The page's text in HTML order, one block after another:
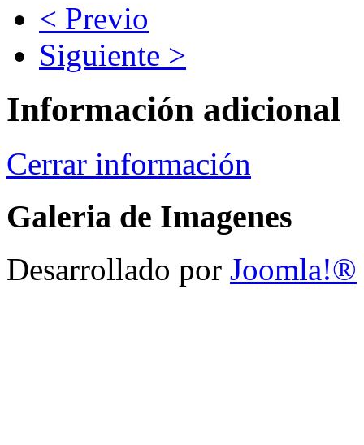
< Previo
Siguiente >
Información adicional
Cerrar información
Galeria de Imagenes
Desarrollado por Joomla!®